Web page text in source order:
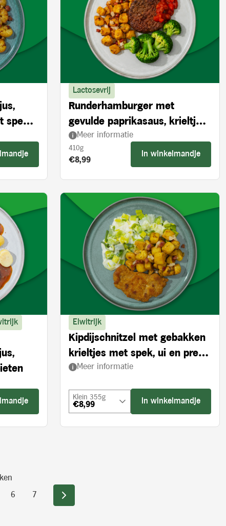
spek,
Lactosevrij
Runderhamburger met
gevulde paprikasaus, krieltjes
met spek, ui en broccoli
Meer informatie
410g
Product prijs:
€8,99
In winkelmandje
Eiwitrijk
Kipdijschnitzel met gebakken
krieltjes met spek, ui en prei à
la crème
Meer informatie
Klein 355g
€8,99 In winkelmandje
6 7